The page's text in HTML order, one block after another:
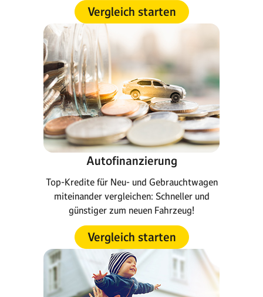
Vergleich starten
Autofinanzierung
Top-Kredite für Neu- und Gebrauchtwagen
miteinander vergleichen: Schneller und
günstiger zum neuen Fahrzeug!
Vergleich starten